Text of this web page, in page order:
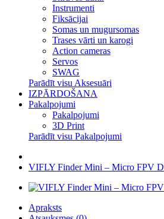
Instrumenti
Fiksācijai
Somas un mugursomas
Trases vārti un karogi
Action cameras
Servos
SWAG
Parādīt visu Aksesuāri
IZPĀRDOŠANA
Pakalpojumi
Pakalpojumi
3D Print
Parādīt visu Pakalpojumi
VIFLY Finder Mini – Micro FPV
Apraksts